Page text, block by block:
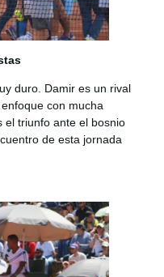
duro. Damir es un rival
con mucha
el triunfo ante el bosnio
de esta jornada